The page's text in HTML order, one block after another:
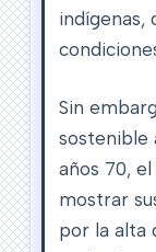
indígenas,
Sin
sostenible
años 70,
mostrar
por la alta